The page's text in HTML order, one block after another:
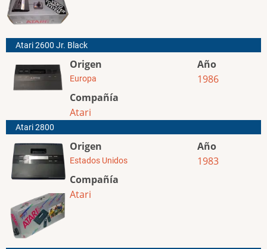
Atari 2600 Jr. Black
Origen
Europa
Compañía
Atari
Año
1986
Atari 2800
Origen
Estados Unidos
Compañía
Atari
Año
1983